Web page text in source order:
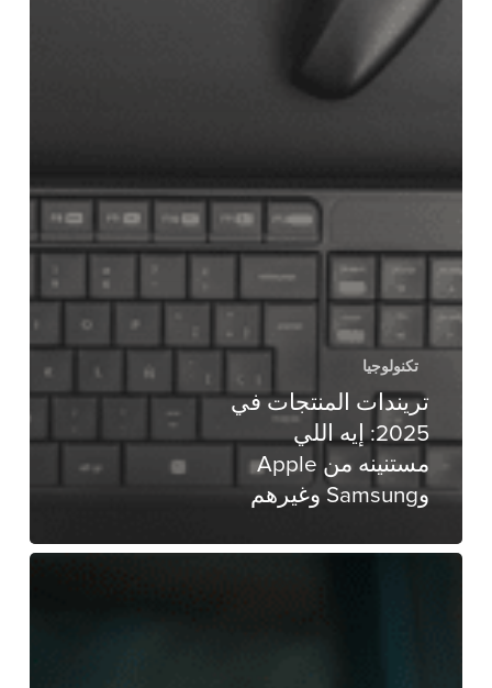
تكنولوجيا
تريندات المنتجات في
2025: إيه اللي
مستنينه من Apple
وSamsung وغيرهم